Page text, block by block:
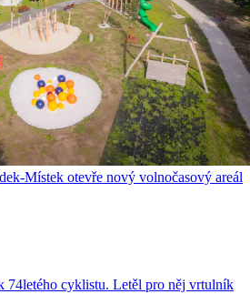
Místek otevře nový volnočasový areál
74letého cyklistu. Letěl pro něj vrtulník